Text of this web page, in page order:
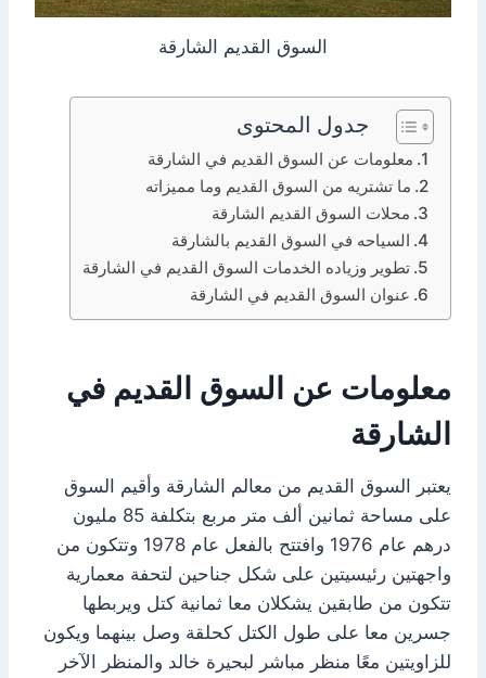
السوق القديم الشارقة
جدول المحتوى
معلومات عن السوق القديم في الشارقة
ما تشتريه من السوق القديم وما مميزاته
محلات السوق القديم الشارقة
السياحه في السوق القديم بالشارقة
تطوير وزياده الخدمات السوق القديم في الشارقة
عنوان السوق القديم في الشارقة
معلومات عن السوق القديم في
الشارقة
يعتبر السوق القديم من معالم الشارقة وأقيم السوق
على مساحة ثمانين ألف متر مربع بتكلفة 85 مليون
درهم عام 1976 وافتتح بالفعل عام 1978 وتتكون من
واجهتين رئيسيتين على شكل جناحين لتحفة معمارية
تتكون من طابقين يشكلان معا ثمانية كتل ويربطها
جسرين معا على طول الكتل كحلقة وصل بينهما ويكون
للزاويتين معًا منظر مباشر لبحيرة خالد والمنظر الآخر